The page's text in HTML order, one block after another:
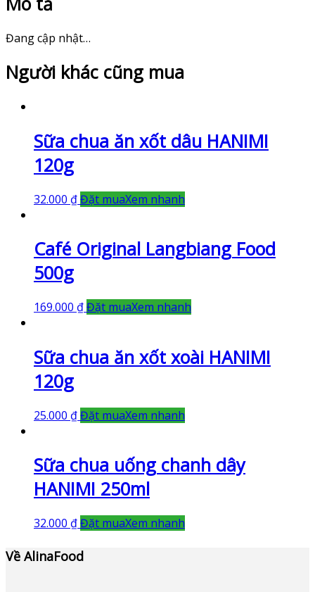
Đang cập nhật…
Người khác cũng mua
Sữa chua ăn xốt dâu HANIMI
120g
32.000 ₫Đặt muaXem nhanh
Café Original Langbiang Food
500g
169.000 ₫Đặt muaXem nhanh
Sữa chua ăn xốt xoài HANIMI
120g
25.000 ₫Đặt muaXem nhanh
Sữa chua uống chanh dây
HANIMI 250ml
32.000 ₫Đặt muaXem nhanh
Về AlinaFood